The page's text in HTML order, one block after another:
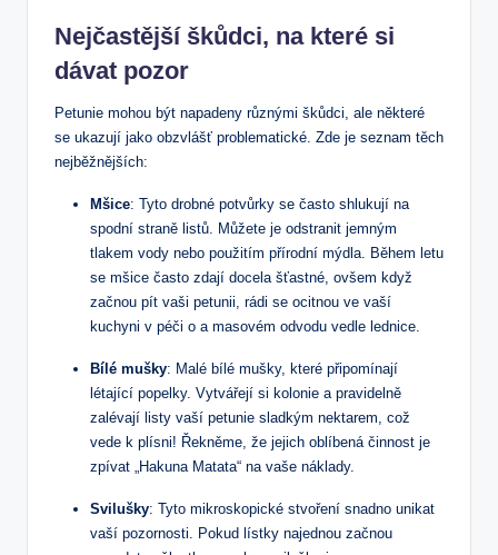
Nejčastější škůdci, na které si
dávat pozor
Petunie mohou být napadeny různými škůdci, ale některé
se ukazují jako obzvlášť problematické. Zde je seznam těch
nejběžnějších:
Mšice: Tyto drobné potvůrky se často shlukují na
spodní straně listů. Můžete je odstranit jemným
tlakem vody nebo použitím přírodní mýdla. Během letu
se mšice často zdají docela šťastné, ovšem když
začnou pít vaši petunii, rádi se ocitnou ve vaší
kuchyni v péči o a masovém odvodu vedle lednice.
Bílé mušky: Malé bílé mušky, které připomínají
létající popelky. Vytvářejí si kolonie a pravidelně
zalévají listy vaší petunie sladkým nektarem, což
vede k plísni! Řekněme, že jejich oblíbená činnost je
zpívat „Hakuna Matata“ na vaše náklady.
Svilušky: Tyto mikroskopické stvoření snadno unikat
vaší pozornosti. Pokud lístky najednou začnou